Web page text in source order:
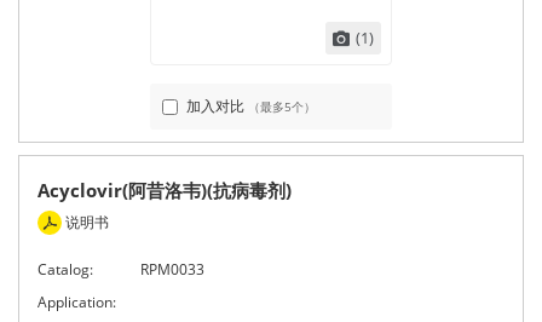
(1)
加入对比 （最多5个）
Acyclovir(阿昔洛韦)(抗病毒剂)
说明书
Catalog:
RPM0033
Application: